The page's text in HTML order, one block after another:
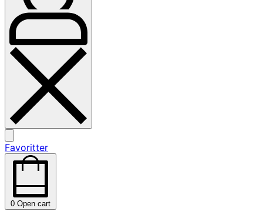
Favoritter
0 Open cart